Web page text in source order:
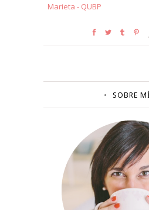
Marieta - QUBP
SOBRE MÍ